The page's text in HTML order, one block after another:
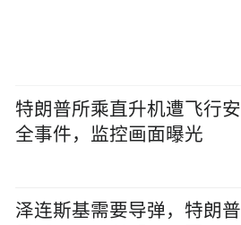
特朗普所乘直升机遭飞行安
全事件，监控画面曝光
泽连斯基需要导弹，特朗普